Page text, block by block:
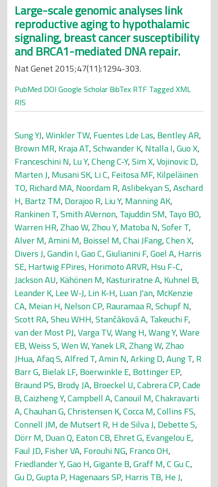
Large-scale genomic analyses link
reproductive aging to hypothalamic
signaling, breast cancer susceptibility
and BRCA1-mediated DNA repair.
Nat Genet 2015;47(11):1294-303.
PubMed DOI Google Scholar BibTex RTF Tagged XML
RIS
Sung YJ,Winkler TW, Fuentes Lde Las, Bentley AR,
Brown MR, Kraja AT,Schwander K, Ntalla I,Guo X,
Franceschini N, Lu Y,Cheng C-Y,Sim X,Vojinovic D,
Marten J, Musani SK, Li C, Feitosa MF, Kilpeläinen
TO, Richard MA, Noordam R,Aslibekyan S,Aschard
H, Bartz TM, Dorajoo R, Liu Y, Manning AK,
Rankinen T,Smith AVernon, Tajuddin SM, Tayo BO,
Warren HR,Zhao W,Zhou Y, Matoba N,Sofer T,
Alver M,Amini M, Boissel M,Chai JFang,Chen X,
Divers J,Gandin I,Gao C,Giulianini F,Goel A, Harris
SE, Hartwig FPires, Horimoto ARVR, Hsu F-C,
Jackson AU, Kähönen M, Kasturiratne A, Kuhnel B,
Leander K, Lee W-J, Lin K-H, Luan J'an, McKenzie
CA, Meian H, Nelson CP, Rauramaa R,Schupf N,
Scott RA,Sheu WHH,Stančáková A, Takeuchi F,
van der Most PJ,Varga TV,Wang H,Wang Y,Ware
EB,Weiss S,Wen W,Yanek LR,Zhang W,Zhao
JHua,Afaq S,Alfred T,Amin N,Arking D,Aung T, R
Barr G, Bielak LF, Boerwinkle E, Bottinger EP,
Braund PS, Brody JA, Broeckel U,Cabrera CP,Cade
B,Caizheng Y,Campbell A,Canouil M,Chakravarti
A,Chauhan G,Christensen K,Cocca M,Collins FS,
Connell JM,de Mutsert R, H de Silva J, Debette S,
Dörr M, Duan Q, Eaton CB, Ehret G, Evangelou E,
Faul JD, Fisher VA, Forouhi NG, Franco OH,
Friedlander Y,Gao H,Gigante B,Graff M,C Gu C,
Gu D,Gupta P, Hagenaars SP, Harris TB, He J,